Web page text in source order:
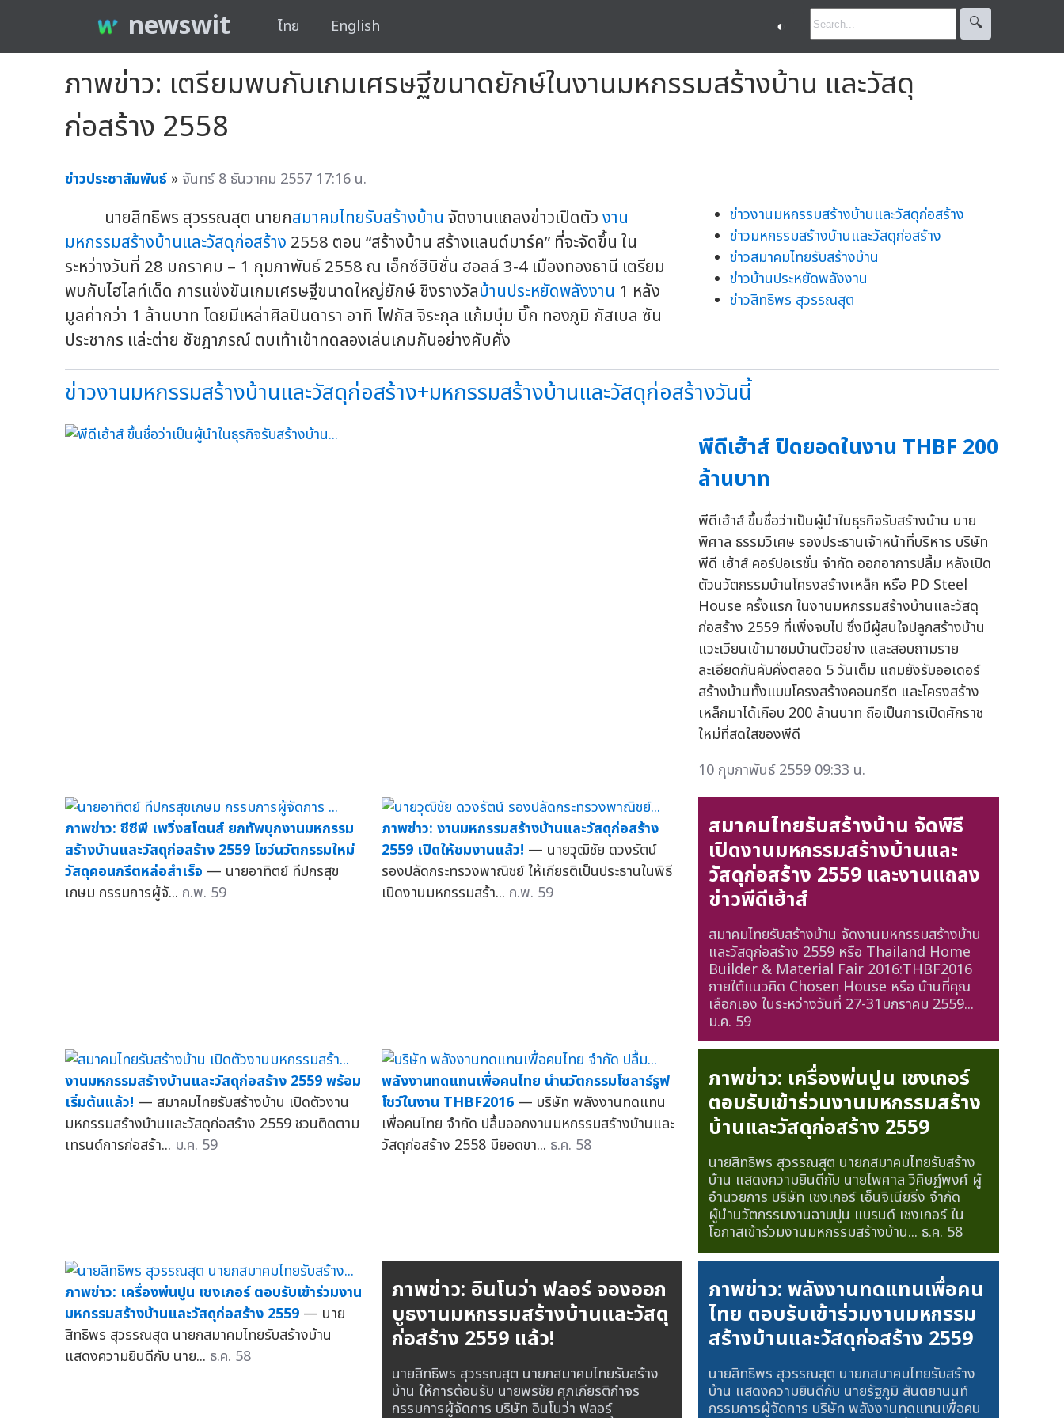
newswit ไทย English ◐ 🔍︎
ภาพข่าว: เตรียมพบกับเกมเศรษฐีขนาดยักษ์ในงานมหกรรมสร้างบ้าน และวัสดุ
ก่อสร้าง 2558
ข่าวประชาสัมพันธ์ » จันทร์ 8 ธันวาคม 2557 17:16 น.
นายสิทธิพร สุวรรณสุต นายกสมาคมไทยรับสร้างบ้าน จัดงานแถลงข่าวเปิดตัวงาน
มหกรรมสร้างบ้านและวัสดุก่อสร้าง 2558 ตอน “สร้างบ้าน สร้างแลนด์มาร์ค” ที่จะจัดขึ้น ใน
ระหว่างวันที่ 28 มกราคม – 1 กุมภาพันธ์ 2558 ณ เอ็กซ์ฮิบิชั่น ฮอลล์ 3-4 เมืองทองธานี เตรียม
พบกับไฮไลท์เด็ด การแข่งขันเกมเศรษฐีขนาดใหญ่ยักษ์ ชิงรางวัลบ้านประหยัดพลังงาน 1 หลัง
มูลค่ากว่า 1 ล้านบาท โดยมีเหล่าศิลปินดารา อาทิ โฟกัส จิระกุล แก้มบุ๋ม บิ๊ก ทองภูมิ กัสเบล ซัน
ประชากร แล่ะต่าย ชัชฎาภรณ์ ตบเท้าเข้าทดลองเล่นเกมกันอย่างคับคั่ง
ข่าวงานมหกรรมสร้างบ้านและวัสดุก่อสร้าง
ข่าวมหกรรมสร้างบ้านและวัสดุก่อสร้าง
ข่าวสมาคมไทยรับสร้างบ้าน
ข่าวบ้านประหยัดพลังงาน
ข่าวสิทธิพร สุวรรณสุต
ข่าวงานมหกรรมสร้างบ้านและวัสดุก่อสร้าง+มหกรรมสร้างบ้านและวัสดุก่อสร้างวันนี้
พีดีเฮ้าส์ ปิดยอดในงาน THBF 200
ล้านบาท
พีดีเฮ้าส์ ขึ้นชื่อว่าเป็นผู้นำในธุรกิจรับสร้างบ้าน นาย
พิศาล ธรรมวิเศษ รองประธานเจ้าหน้าที่บริหาร บริษัท
พีดี เฮ้าส์ คอร์ปอเรชั่น จำกัด ออกอาการปลื้ม หลังเปิด
ตัวนวัตกรรมบ้านโครงสร้างเหล็ก หรือ PD Steel
House ครั้งแรก ในงานมหกรรมสร้างบ้านและวัสดุ
ก่อสร้าง 2559 ที่เพิ่งจบไป ซึ่งมีผู้สนใจปลูกสร้างบ้าน
แวะเวียนเข้ามาชมบ้านตัวอย่าง และสอบถามราย
ละเอียดกันคับคั่งตลอด 5 วันเต็ม แถมยังรับออเดอร์
สร้างบ้านทั้งแบบโครงสร้างคอนกรีต และโครงสร้าง
เหล็กมาได้เกือบ 200 ล้านบาท ถือเป็นการเปิดศักราช
ใหม่ที่สดใสของพีดี
10 กุมภาพันธ์ 2559 09:33 น.
ภาพข่าว: ซีซีพี เพวิ่งสโตนส์ ยกทัพบุกงานมหกรรม
สร้างบ้านและวัสดุก่อสร้าง 2559 โชว์นวัตกรรมใหม่
วัสดุคอนกรีตหล่อสำเร็จ — นายอาทิตย์ ทีปกรสุข
เกษม กรรมการผู้จั... ก.พ. 59
ภาพข่าว: งานมหกรรมสร้างบ้านและวัสดุก่อสร้าง
2559 เปิดให้ชมงานแล้ว! — นายวุฒิชัย ดวงรัตน์
รองปลัดกระทรวงพาณิชย์ ให้เกียรติเป็นประธานในพิธี
เปิดงานมหกรรมสร้า... ก.พ. 59
สมาคมไทยรับสร้างบ้าน จัดพิธี
เปิดงานมหกรรมสร้างบ้านและ
วัสดุก่อสร้าง 2559 และงานแถลง
ข่าวพีดีเฮ้าส์
สมาคมไทยรับสร้างบ้าน จัดงานมหกรรมสร้างบ้าน
และวัสดุก่อสร้าง 2559 หรือ Thailand Home
Builder & Material Fair 2016:THBF2016
ภายใต้แนวคิด Chosen House หรือ บ้านที่คุณ
เลือกเอง ในระหว่างวันที่ 27-31มกราคม 2559...
ม.ค. 59
งานมหกรรมสร้างบ้านและวัสดุก่อสร้าง 2559 พร้อม
เริ่มต้นแล้ว! — สมาคมไทยรับสร้างบ้าน เปิดตัวงาน
มหกรรมสร้างบ้านและวัสดุก่อสร้าง 2559 ชวนติดตาม
เทรนด์การก่อสร้า... ม.ค. 59
พลังงานทดแทนเพื่อคนไทย นำนวัตกรรมโซลาร์รูฟ
โชว์ในงาน THBF2016 — บริษัท พลังงานทดแทน
เพื่อคนไทย จำกัด ปลื้มออกงานมหกรรมสร้างบ้านและ
วัสดุก่อสร้าง 2558 มียอดขา... ธ.ค. 58
ภาพข่าว: เครื่องพ่นปูน เชงเกอร์
ตอบรับเข้าร่วมงานมหกรรมสร้าง
บ้านและวัสดุก่อสร้าง 2559
นายสิทธิพร สุวรรณสุต นายกสมาคมไทยรับสร้าง
บ้าน แสดงความยินดีกับ นายไพศาล วิศิษฏ์พงศ์ ผู้
อำนวยการ บริษัท เชงเกอร์ เอ็นจิเนียริ่ง จำกัด
ผู้นำนวัตกรรมงานฉาบปูน แบรนด์ เชงเกอร์ ใน
โอกาสเข้าร่วมงานมหกรรมสร้างบ้าน... ธ.ค. 58
ภาพข่าว: เครื่องพ่นปูน เชงเกอร์ ตอบรับเข้าร่วมงาน
มหกรรมสร้างบ้านและวัสดุก่อสร้าง 2559 — นาย
สิทธิพร สุวรรณสุต นายกสมาคมไทยรับสร้างบ้าน
แสดงความยินดีกับ นาย... ธ.ค. 58
ภาพข่าว: อินโนว่า ฟลอร์ จองออก
บูธงานมหกรรมสร้างบ้านและวัสดุ
ก่อสร้าง 2559 แล้ว!
นายสิทธิพร สุวรรณสุต นายกสมาคมไทยรับสร้าง
บ้าน ให้การต้อนรับ นายพรชัย ศุภเกียรติกำจร
กรรมการผู้จัดการ บริษัท อินโนว่า ฟลอร์
ภาพข่าว: พลังงานทดแทนเพื่อคน
ไทย ตอบรับเข้าร่วมงานมหกรรม
สร้างบ้านและวัสดุก่อสร้าง 2559
นายสิทธิพร สุวรรณสุต นายกสมาคมไทยรับสร้าง
บ้าน แสดงความยินดีกับ นายรัฐภูมิ สันตยานนท์
กรรมการผู้จัดการ บริษัท พลังงานทดแทนเพื่อคน